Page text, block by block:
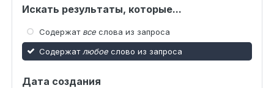
Искать результаты, которые...
Содержат все слова из запроса
Содержат любое слово из запроса
Дата создания